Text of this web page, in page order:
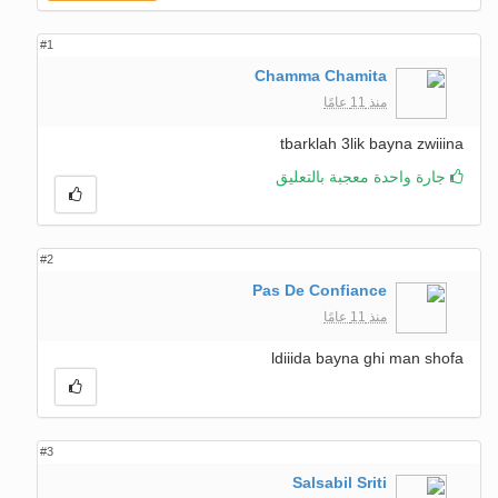
#1
Chamma Chamita
منذ 11 عامًا
tbarklah 3lik bayna zwiiina
جارة واحدة معجبة بالتعليق
#2
Pas De Confiance
منذ 11 عامًا
ldiiida bayna ghi man shofa
#3
Salsabil Sriti